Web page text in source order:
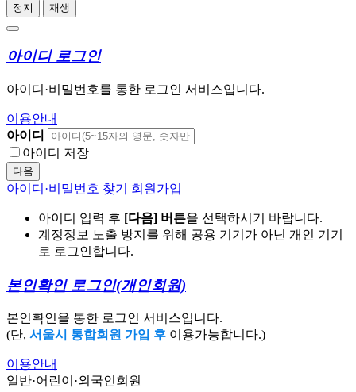
정지 재생
아이디 로그인
아이디·비밀번호를 통한 로그인 서비스입니다.
이용안내
아이디
아이디 저장
다음
아이디·비밀번호 찾기 회원가입
아이디 입력 후 [다음] 버튼을 선택하시기 바랍니다.
계정정보 노출 방지를 위해 공용 기기가 아닌 개인 기기
로 로그인합니다.
본인확인 로그인(개인회원)
본인확인을 통한 로그인 서비스입니다.
(단, 서울시 통합회원 가입 후 이용가능합니다.)
이용안내
일반·어린이·외국인회원